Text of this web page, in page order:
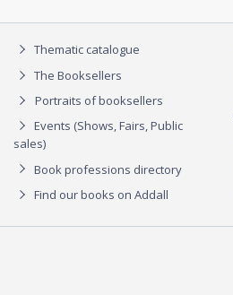
Thematic catalogue
The Booksellers
Portraits of booksellers
Events (Shows, Fairs, Public
sales)
Book professions directory
Find our books on Addall